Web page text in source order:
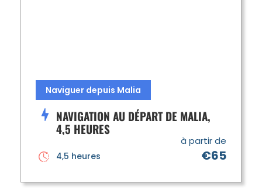
Naviguer depuis Malia
NAVIGATION AU DÉPART DE MALIA,
4,5 HEURES
à partir de
€65
4,5 heures